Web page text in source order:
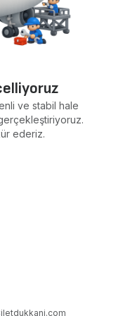
ve stabil hale
ederiz.